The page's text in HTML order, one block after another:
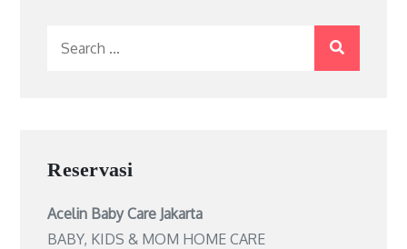
Reservasi
Acelin Baby Care Jakarta
BABY, KIDS & MOM HOME CARE